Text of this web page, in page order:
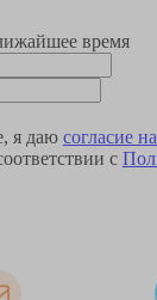
время
я даю согласие
с